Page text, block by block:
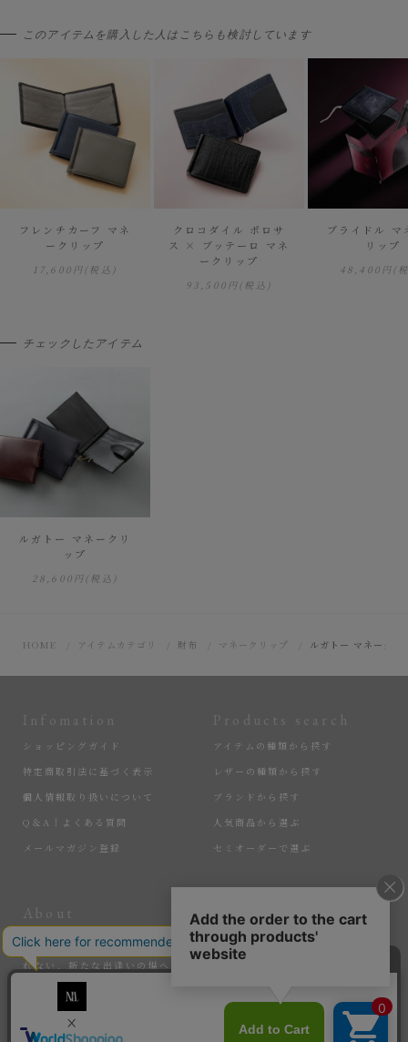
このアイテムを購入した人はこちらも検討しています
フレンチカーフ マネ
ークリップ
17,600円(税込)
クロコダイル ポロサ
ス × ブッテーロ マネ
ークリップ
93,500円(税込)
ブライドル マ
リップ
48,400円(
チェックしたアイテム
ルガトー マネークリ
ップ
28,600円(税込)
HOME アイテムカテゴリ 財布 マネークリップ ルガトー マネークリ
About More
匠の逸品たちを、大切に届けている『MLS』。ここでしか手に入れら
れない、新たな出逢いの場へ。そして、サステナブルなアイテムで、
暮らしを豊かにする感動を。選ばれし匠たちと、新たな価値を生み出
していく。
Infomation
ショッピングガイド
特定商取引法に基づく表示
個人情報取り扱いについて
Q＆A｜よくある質問
メールマガジン登録
Products search
アイテムの種類から探す
レザーの種類から探す
ブランドから探す
人気商品から選ぶ
セミオーダーで選ぶ